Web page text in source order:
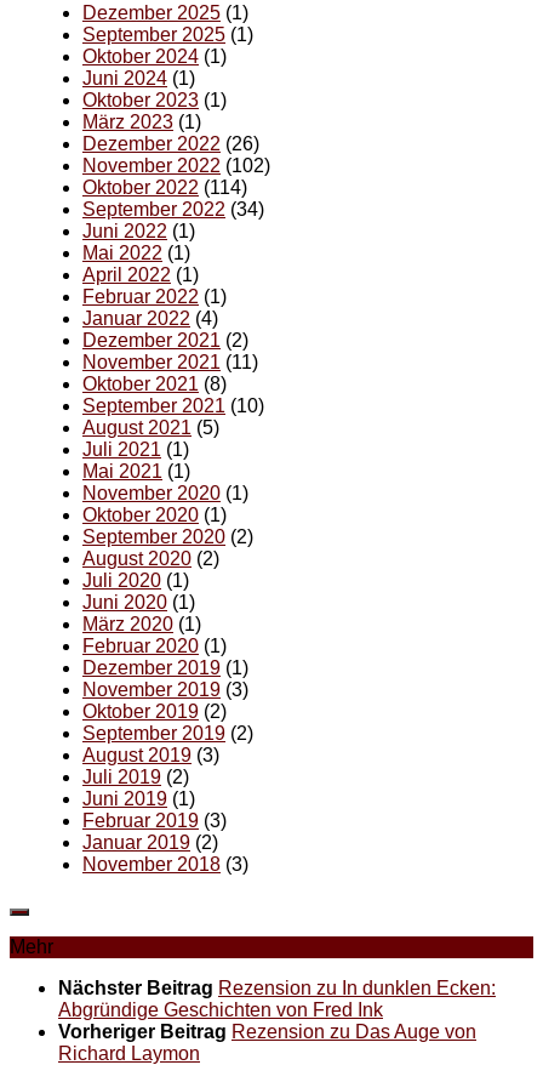
Dezember 2025 (1)
September 2025 (1)
Oktober 2024 (1)
Juni 2024 (1)
Oktober 2023 (1)
März 2023 (1)
Dezember 2022 (26)
November 2022 (102)
Oktober 2022 (114)
September 2022 (34)
Juni 2022 (1)
Mai 2022 (1)
April 2022 (1)
Februar 2022 (1)
Januar 2022 (4)
Dezember 2021 (2)
November 2021 (11)
Oktober 2021 (8)
September 2021 (10)
August 2021 (5)
Juli 2021 (1)
Mai 2021 (1)
November 2020 (1)
Oktober 2020 (1)
September 2020 (2)
August 2020 (2)
Juli 2020 (1)
Juni 2020 (1)
März 2020 (1)
Februar 2020 (1)
Dezember 2019 (1)
November 2019 (3)
Oktober 2019 (2)
September 2019 (2)
August 2019 (3)
Juli 2019 (2)
Juni 2019 (1)
Februar 2019 (3)
Januar 2019 (2)
November 2018 (3)
Mehr
Nächster Beitrag Rezension zu In dunklen Ecken:
Abgründige Geschichten von Fred Ink
Vorheriger Beitrag Rezension zu Das Auge von
Richard Laymon